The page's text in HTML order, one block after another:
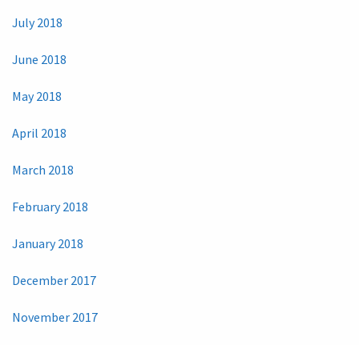
July 2018
June 2018
May 2018
April 2018
March 2018
February 2018
January 2018
December 2017
November 2017